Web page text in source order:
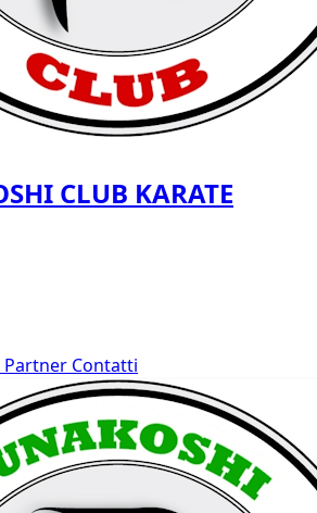
CLUB KARATE
Partner Contatti